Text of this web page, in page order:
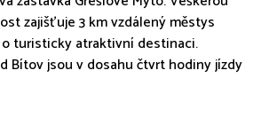
zajišťuje 3 km vzdálený městys
o turisticky atraktivní destinaci.
Bítov jsou v dosahu čtvrt hodiny jízdy